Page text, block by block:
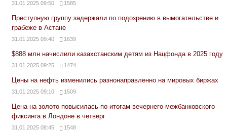
31.01.2025 09:50 1585
Преступную группу задержали по подозрению в вымогательстве и
грабеже в Астане
31.01.2025 09:40 1639
$888 млн начислили казахстанским детям из Нацфонда в 2025 году
31.01.2025 09:25 1474
Цены на нефть изменились разнонаправленно на мировых биржах
31.01.2025 09:10 1509
Цена на золото повысилась по итогам вечернего межбанковского
фиксинга в Лондоне в четверг
31.01.2025 08:45 1548